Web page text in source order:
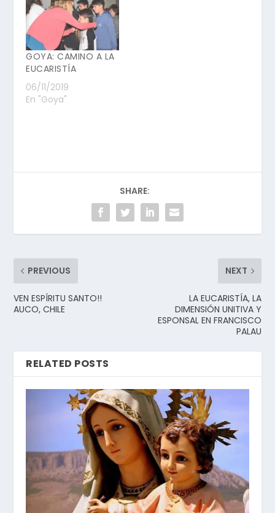
GOYA: CAMINO A LA
EUCARISTÍA
06/11/2019
En "Goya"
SHARE:
PREVIOUS
VEN ESPÍRITU SANTO!!
AUCO, CHILE
NEXT
LA EUCARISTÍA, LA
DIMENSIÓN UNITIVA Y
ESPONSAL EN FRANCISCO
PALAU
RELATED POSTS